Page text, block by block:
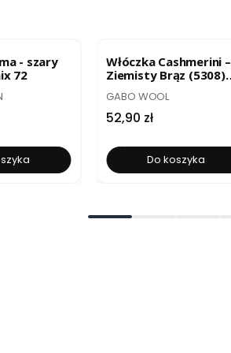
- szary
72
Włóczka Cashmerini –
Ziemisty Brąz (5308)
PRODUCENT
GABO WOOL
Cena
52,90 zł
Do koszyka